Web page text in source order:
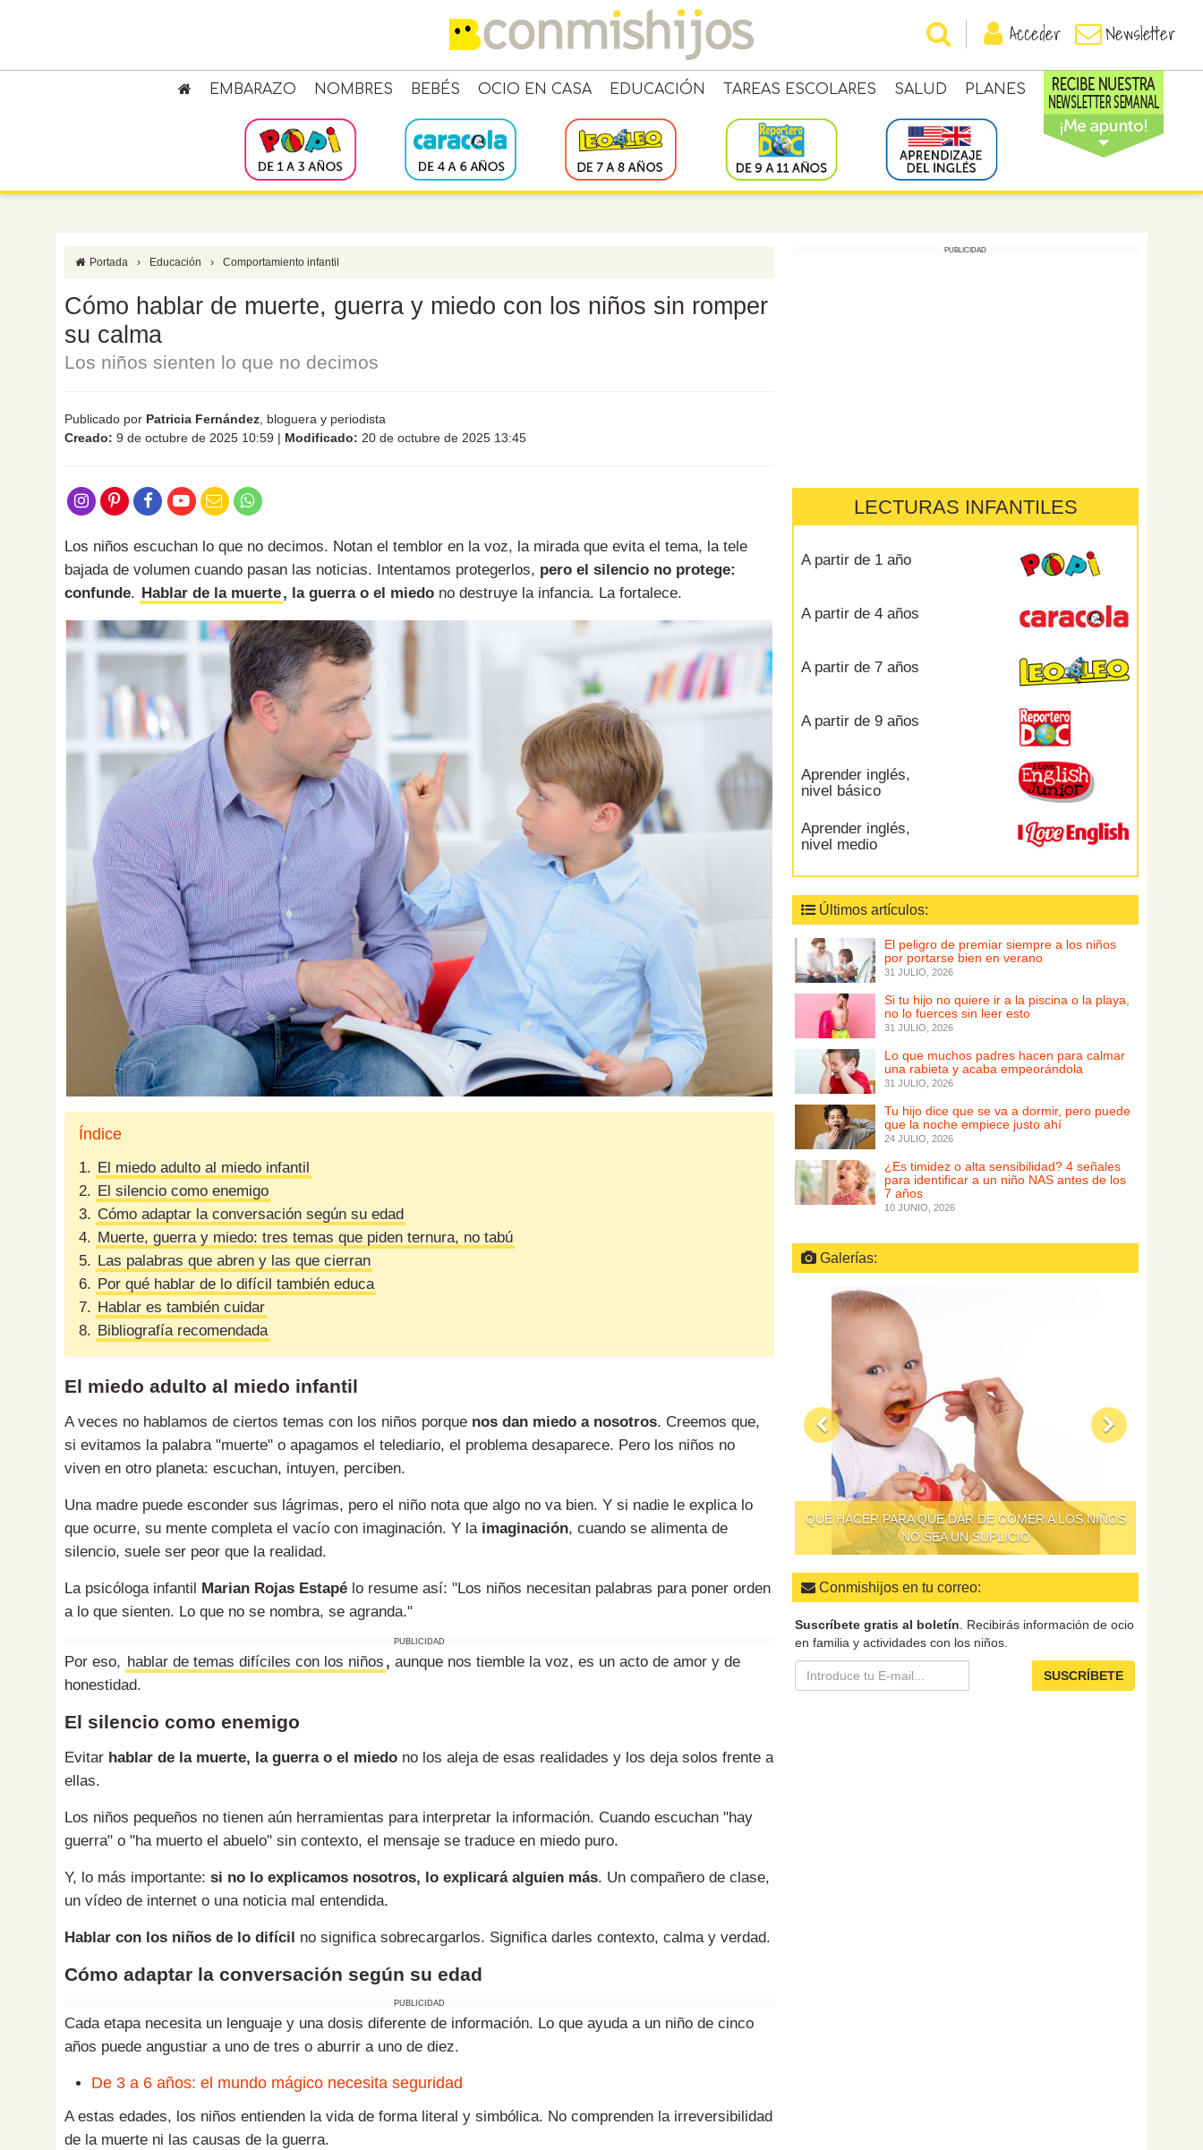
Acceder Newsletter
EMBARAZO NOMBRES BEBÉS OCIO EN CASA EDUCACIÓN TAREAS ESCOLARES SALUD PLANES
Portada › Educación › Comportamiento infantil
Cómo hablar de muerte, guerra y miedo con los niños sin romper
su calma
Los niños sienten lo que no decimos
Publicado por Patricia Fernández , bloguera y periodista
Creado: 9 de octubre de 2025 10:59 | Modificado: 20 de octubre de 2025 13:45
Los niños escuchan lo que no decimos. Notan el temblor en la voz, la mirada que evita el tema, la tele
bajada de volumen cuando pasan las noticias. Intentamos protegerlos, pero el silencio no protege:
confunde. Hablar de la muerte, la guerra o el miedo no destruye la infancia. La fortalece.
Índice
1. El miedo adulto al miedo infantil
2. El silencio como enemigo
3. Cómo adaptar la conversación según su edad
4. Muerte, guerra y miedo: tres temas que piden ternura, no tabú
5. Las palabras que abren y las que cierran
6. Por qué hablar de lo difícil también educa
7. Hablar es también cuidar
8. Bibliografía recomendada
El miedo adulto al miedo infantil
A veces no hablamos de ciertos temas con los niños porque nos dan miedo a nosotros. Creemos que,
si evitamos la palabra "muerte" o apagamos el telediario, el problema desaparece. Pero los niños no
viven en otro planeta: escuchan, intuyen, perciben.
Una madre puede esconder sus lágrimas, pero el niño nota que algo no va bien. Y si nadie le explica lo
que ocurre, su mente completa el vacío con imaginación. Y la imaginación, cuando se alimenta de
silencio, suele ser peor que la realidad.
La psicóloga infantil Marian Rojas Estapé lo resume así: "Los niños necesitan palabras para poner orden
a lo que sienten. Lo que no se nombra, se agranda."
PUBLICIDAD
Por eso, hablar de temas difíciles con los niños , aunque nos tiemble la voz, es un acto de amor y de
honestidad.
El silencio como enemigo
Evitar hablar de la muerte, la guerra o el miedo no los aleja de esas realidades y los deja solos frente a
ellas.
Los niños pequeños no tienen aún herramientas para interpretar la información. Cuando escuchan "hay
guerra" o "ha muerto el abuelo" sin contexto, el mensaje se traduce en miedo puro.
Y, lo más importante: si no lo explicamos nosotros, lo explicará alguien más. Un compañero de clase,
un vídeo de internet o una noticia mal entendida.
Hablar con los niños de lo difícil no significa sobrecargarlos. Significa darles contexto, calma y verdad.
Cómo adaptar la conversación según su edad
PUBLICIDAD
Cada etapa necesita un lenguaje y una dosis diferente de información. Lo que ayuda a un niño de cinco
años puede angustiar a uno de tres o aburrir a uno de diez.
De 3 a 6 años: el mundo mágico necesita seguridad
A estas edades, los niños entienden la vida de forma literal y simbólica. No comprenden la irreversibilidad
de la muerte ni las causas de la guerra.
PUBLICIDAD
LECTURAS INFANTILES
A partir de 1 año
A partir de 4 años
A partir de 7 años
A partir de 9 años
Aprender inglés,
nivel básico
Aprender inglés,
nivel medio
Últimos artículos:
El peligro de premiar siempre a los niños
por portarse bien en verano
31 JULIO, 2026
Si tu hijo no quiere ir a la piscina o la playa,
no lo fuerces sin leer esto
31 JULIO, 2026
Lo que muchos padres hacen para calmar
una rabieta y acaba empeorándola
31 JULIO, 2026
Tu hijo dice que se va a dormir, pero puede
que la noche empiece justo ahí
24 JULIO, 2026
¿Es timidez o alta sensibilidad? 4 señales
para identificar a un niño NAS antes de los
7 años
10 JUNIO, 2026
Galerías:
QUÉ HACER PARA QUE DAR DE COMER A LOS NIÑOS
NO SEA UN SUPLICIO
Conmishijos en tu correo:
Suscríbete gratis al boletín . Recibirás información de ocio
en familia y actividades con los niños.
SUSCRÍBETE